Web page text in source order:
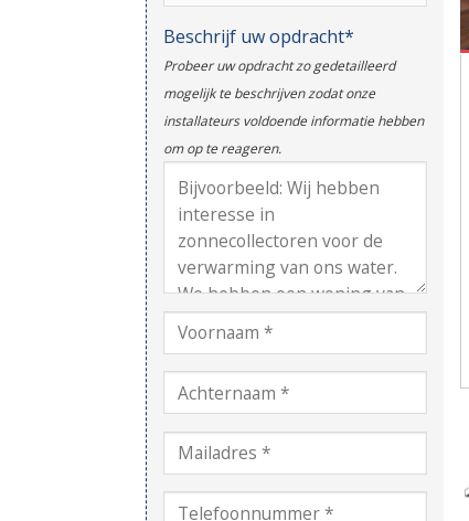
Beschrijf uw opdracht*
Probeer uw opdracht zo gedetailleerd
mogelijk te beschrijven zodat onze
installateurs voldoende informatie hebben
om op te reageren.